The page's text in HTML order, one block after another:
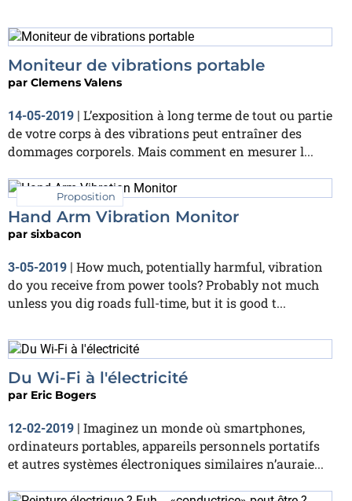
Moniteur de vibrations portable
par Clemens Valens
14-05-2019
L’exposition à long terme de tout ou partie
de votre corps à des vibrations peut entraîner des
dommages corporels. Mais comment en mesurer l...
Proposition
Hand Arm Vibration Monitor
par sixbacon
3-05-2019 | How much, potentially harmful, vibration
do you receive from power tools? Probably not much
unless you dig roads full-time, but it is good t...
Du Wi-Fi à l'électricité
par Eric Bogers
12-02-2019 | Imaginez un monde où smartphones,
ordinateurs portables, appareils personnels portatifs
et autres systèmes électroniques similaires n’auraie...